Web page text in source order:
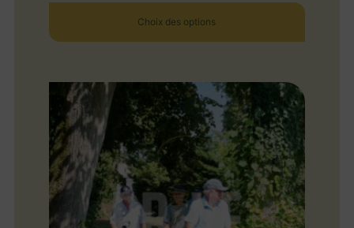
Choix des options